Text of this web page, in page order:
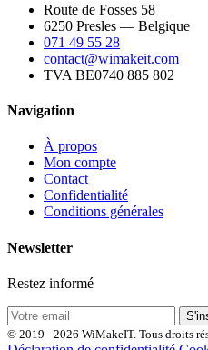
Route de Fosses 58
6250 Presles — Belgique
071 49 55 28
contact@wimakeit.com
TVA BE0740 885 802
Navigation
À propos
Mon compte
Contact
Confidentialité
Conditions générales
Newsletter
Restez informé
© 2019 - 2026 WiMakeIT. Tous droits